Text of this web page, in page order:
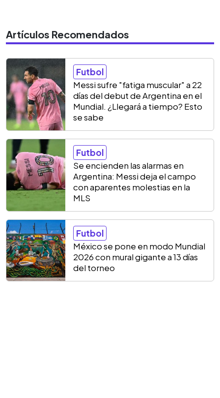
Artículos Recomendados
Futbol
Messi sufre "fatiga muscular" a 22
días del debut de Argentina en el
Mundial. ¿Llegará a tiempo? Esto
se sabe
Futbol
Se encienden las alarmas en
Argentina: Messi deja el campo
con aparentes molestias en la
MLS
Futbol
México se pone en modo Mundial
2026 con mural gigante a 13 días
del torneo